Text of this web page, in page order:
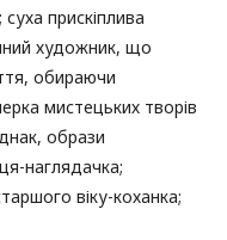
прискіплива
художник, що
обираючи
мистецьких творів
образи
наглядачка;
віку-коханка;